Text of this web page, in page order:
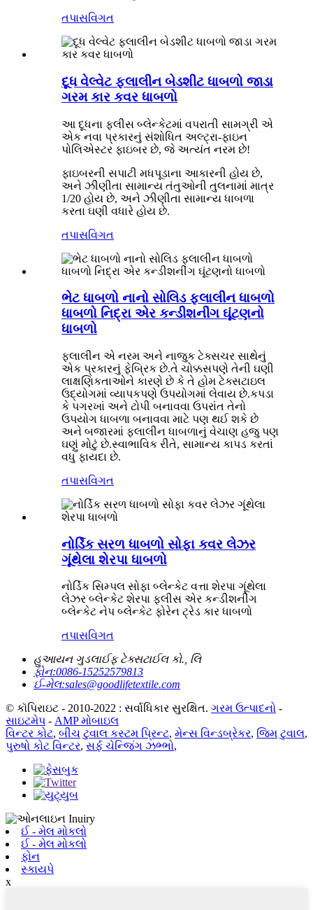
તપાસવિગત
દૂધ વેલ્વેટ ફલાલીન બેડશીટ ધાબળો જાડા
ગરમ કાર કવર ધાબળો
આ દૂધના ફ્લીસ બ્લેન્કેટમાં વપરાતી સામગ્રી એ
એક નવા પ્રકારનું સંશોધિત અલ્ટ્રા-ફાઇન
પોલિએસ્ટર ફાઇબર છે, જે અત્યંત નરમ છે!
ફાઇબરની સપાટી મધપૂડાના આકારની હોય છે,
અને ઝીણીતા સામાન્ય તંતુઓની તુલનામાં માત્ર
1/20 હોય છે, અને ઝીણીતા સામાન્ય ધાબળા
કરતા ઘણી વધારે હોય છે.
તપાસવિગત
ભેટ ધાબળો નાનો સોલિડ ફલાલીન ધાબળો
ધાબળો નિદ્રા એર કન્ડીશનીંગ ઘૂંટણનો
ધાબળો
ફલાલીન એ નરમ અને નાજુક ટેક્સચર સાથેનું
એક પ્રકારનું ફેબ્રિક છે.તે ચોક્કસપણે તેની ઘણી
લાક્ષણિકતાઓને કારણે છે કે તે હોમ ટેક્સટાઇલ
ઉદ્યોગમાં વ્યાપકપણે ઉપયોગમાં લેવાય છે.કપડા
કે પગરખાં અને ટોપી બનાવવા ઉપરાંત તેનો
ઉપયોગ ધાબળા બનાવવા માટે પણ થઈ શકે છે
અને બજારમાં ફલાલીન ધાબળાનું વેચાણ હજુ પણ
ઘણું મોટું છે.સ્વાભાવિક રીતે, સામાન્ય કાપડ કરતાં
વધુ ફાયદા છે.
તપાસવિગત
નોર્ડિક સરળ ધાબળો સોફા કવર લેઝર
ગૂંથેલા શેરપા ધાબળો
નોર્ડિક સિમ્પલ સોફા બ્લેન્કેટ વત્તા શેરપા ગૂંથેલા
લેઝર બ્લેન્કેટ શેરપા ફ્લીસ એર કન્ડીશનીંગ
બ્લેન્કેટ નેપ બ્લેન્કેટ ફોરેન ટ્રેડ કાર ધાબળો
તપાસવિગત
હુઆયન ગુડલાઈફ ટેક્સટાઈલ કો., લિ
ફોન:0086-15252579813
ઈ-મેલ:sales@goodlifetextile.com
© કૉપિરાઇટ - 2010-2022 : સર્વાધિકાર સુરક્ષિત. ગરમ ઉત્પાદનો -
સાઇટમેપ - AMP મોબાઇલ
વિન્ટર કોટ, બીચ ટુવાલ કસ્ટમ પ્રિન્ટ, મેન્સ વિન્ડબ્રેકર, જિમ ટુવાલ,
પુરુષો કોટ વિન્ટર, સર્ફ ચેન્જિંગ ઝભ્ભો,
ઈ - મેલ મોકલો
ઈ - મેલ મોકલો
ફોન
સ્કાયપે
x